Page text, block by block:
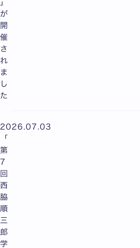
」
が
開
催
さ
れ
ま
し
た
2026.07.03
「
第
7
回
西
脇
順
三
郎
学